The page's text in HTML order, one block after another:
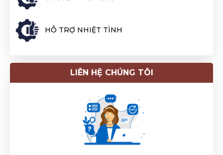
HỖ TRỢ NHIỆT TÌNH
LIÊN HỆ CHÚNG TÔI